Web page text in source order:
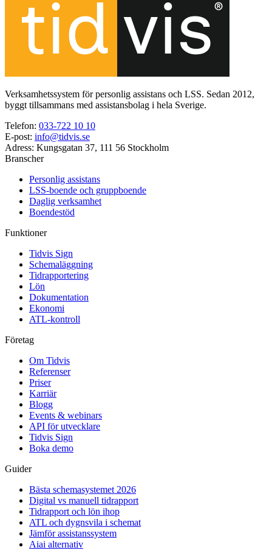
Verksamhetssystem för personlig assistans och LSS. Sedan 2012,
byggt tillsammans med assistansbolag i hela Sverige.
Telefon: 033-722 10 10
E-post: info@tidvis.se
Adress: Kungsgatan 37, 111 56 Stockholm
Branscher
Personlig assistans
LSS-boende och gruppboende
Daglig verksamhet
Boendestöd
Funktioner
Tidvis Sign
Schemaläggning
Tidrapportering
Lön
Dokumentation
Ekonomi
ATL-kontroll
Företag
Om Tidvis
Referenser
Priser
Karriär
Blogg
Events & webinars
API för utvecklare
Tidvis Sign
Boka demo
Guider
Bästa schemasystemet 2026
Digital vs manuell tidrapport
Tidrapport och lön ihop
ATL och dygnsvila i schemat
Jämför assistanssystem
Aiai alternativ